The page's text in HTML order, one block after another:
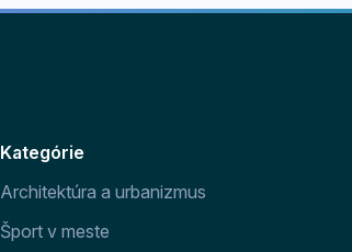
Kategórie
Architektúra a urbanizmus
Šport v meste